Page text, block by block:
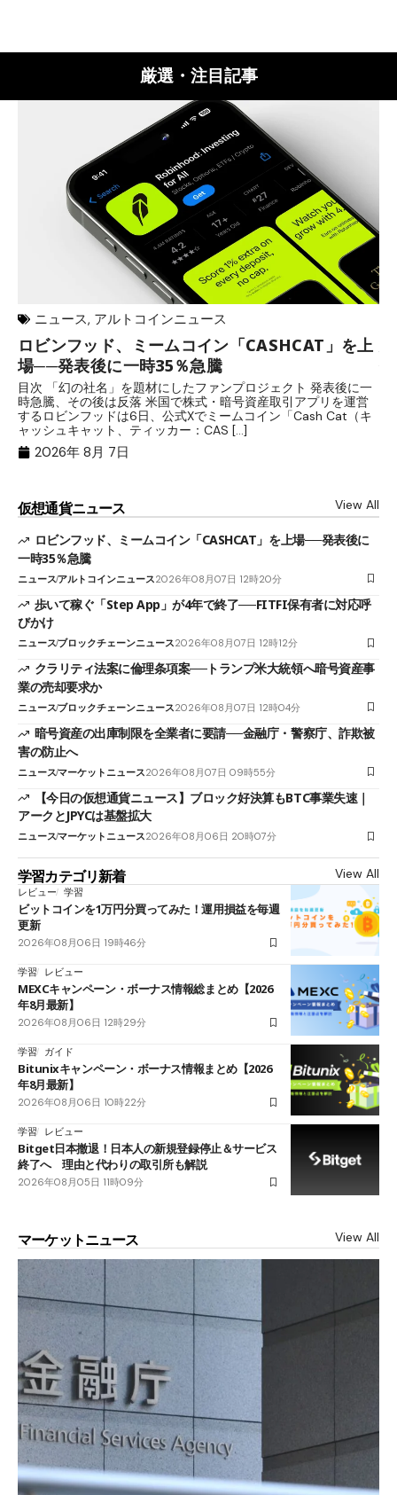
厳選・注目記事
ニュース, アルトコインニュース
ロビンフッド、ミームコイン「CASHCAT」を上
場──発表後に一時35％急騰
目次 「幻の社名」を題材にしたファンプロジェクト 発表後に一
時急騰、その後は反落 米国で株式・暗号資産取引アプリを運営
するロビンフッドは6日、公式Xでミームコイン「Cash Cat（キ
ャッシュキャット、ティッカー：CAS […]
2026年 8月 7日
仮想通貨ニュース View All
ロビンフッド、ミームコイン「CASHCAT」を上場──発表後に
一時35％急騰
ニュースアルトコインニュース2026年08月07日 12時20分
歩いて稼ぐ「Step App」が4年で終了──FITFI保有者に対応呼
びかけ
ニュースブロックチェーンニュース2026年08月07日 12時12分
クラリティ法案に倫理条項案──トランプ米大統領へ暗号資産事
業の売却要求か
ニュースブロックチェーンニュース2026年08月07日 12時04分
暗号資産の出庫制限を全業者に要請──金融庁・警察庁、詐欺被
害の防止へ
ニュースマーケットニュース2026年08月07日 09時55分
【今日の仮想通貨ニュース】ブロック好決算もBTC事業失速｜
アークとJPYCは基盤拡大
ニュースマーケットニュース2026年08月06日 20時07分
学習カテゴリ新着 View All
レビュー 学習
ビットコインを1万円分買ってみた！運用損益を毎週
更新
2026年08月06日 19時46分
学習 レビュー
MEXCキャンペーン・ボーナス情報総まとめ【2026
年8月最新】
2026年08月06日 12時29分
学習 ガイド
Bitunixキャンペーン・ボーナス情報まとめ【2026
年8月最新】
2026年08月06日 10時22分
学習 レビュー
Bitget日本撤退！日本人の新規登録停止＆サービス
終了へ 理由と代わりの取引所も解説
2026年08月05日 11時09分
マーケットニュース View All